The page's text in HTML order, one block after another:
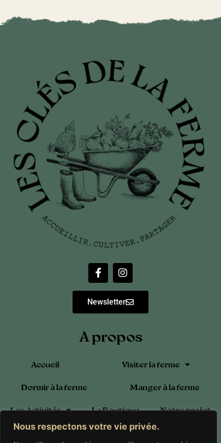
Nous respectons votre vie privée.
Newsletter
A propos
Accueil Visiter la ferme
Dormir à la ferme Manger à la ferme
Les Activités La Boutique Notre projet
Blog Calendrier